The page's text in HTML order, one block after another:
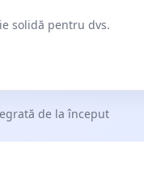
solidă pentru dvs.
de la început